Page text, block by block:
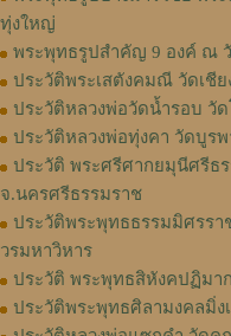
ทุ่งใหญ่
พระพุทธรูปสำคัญ 9 องค์ ณ
ประวัติพระเสตังคมณี วัดเชี
ประวัติหลวงพ่อวัดน้ำรอบ วั
ประวัติหลวงพ่อทุ่งคา วัดบูร
ประวัติ พระศรีศากยมุนีศรีธ
จ.นครศรีธรรมราช
ประวัติพระพุทธธรรมมิศรร
วรมหาวิหาร
ประวัติ พระพุทธสิหังคปฏิมา
ประวัติพระพุทธศิลามงคลมิ่ง